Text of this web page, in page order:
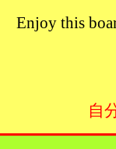
Enjoy this
自